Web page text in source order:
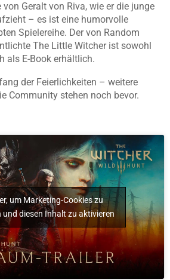
Geralt von Riva, wie er die junge
– es ist eine humorvolle
Spielereihe. Der von Random
The Little Witcher ist sowohl
als E-Book erhältlich.
der Feierlichkeiten – weitere
Community stehen noch bevor.
um Marketing-Cookies zu
und diesen Inhalt zu aktivieren